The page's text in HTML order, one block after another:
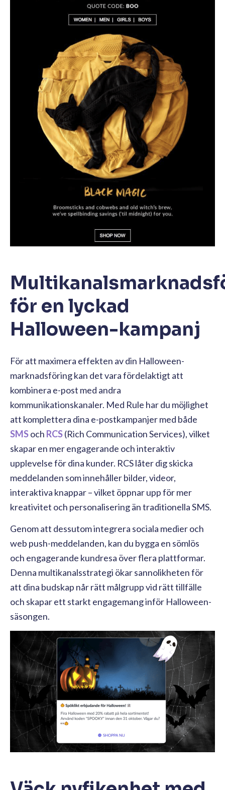
för en lyckad
Halloween-kampanj
För att maximera effekten av din Halloween-
marknadsföring kan det vara fördelaktigt att
kombinera e-post med andra
kommunikationskanaler. Med Rule har du möjlighet
att komplettera dina e-postkampanjer med både
SMSoch RCS(Rich Communication Services), vilket
skapar en mer engagerande och interaktiv
upplevelse för dina kunder. RCS låter dig skicka
meddelanden som innehåller bilder, videor,
interaktiva knappar – vilket öppnar upp för mer
kreativitet och personalisering än traditionella SMS.
Genom att dessutom integrera sociala medier och
web push-meddelanden, kan du bygga en sömlös
och engagerande kundresa över flera plattformar.
Denna multikanalsstrategi ökar sannolikheten för
att dina budskap når rätt målgrupp vid rätt tillfälle
och skapar ett starkt engagemang inför Halloween-
säsongen.